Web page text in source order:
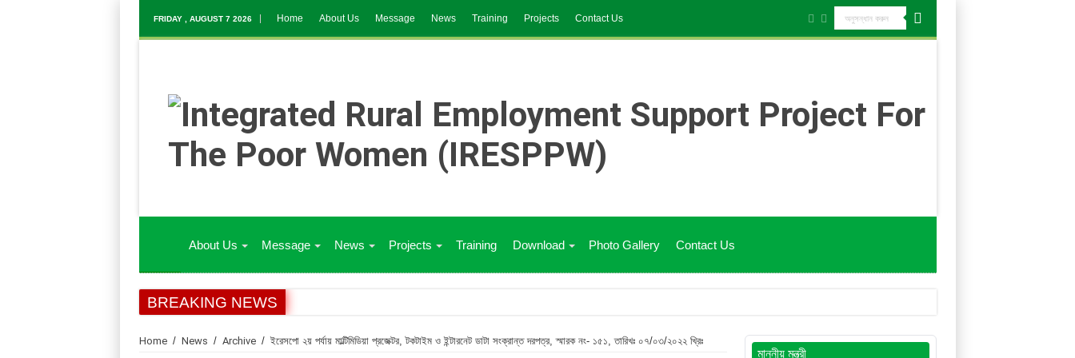
FRIDAY , AUGUST 7 2026 Home About Us Message News Training Projects Contact Us
About Us Message News Projects Training Download Photo Gallery Contact Us
BREAKING NEWS
Home / News / Archive / ইরেসপো ২য় পর্যায় মাল্টিমিডিয়া প্রজেক্টর, টকটাইম ও ইন্টারনেট ডাটা সংক্রান্ত দরপত্র, স্মারক নং- ১৫১, তারিখঃ ০৭/০৩/২০২২ খ্রিঃ
মাননীয় মন্ত্রী